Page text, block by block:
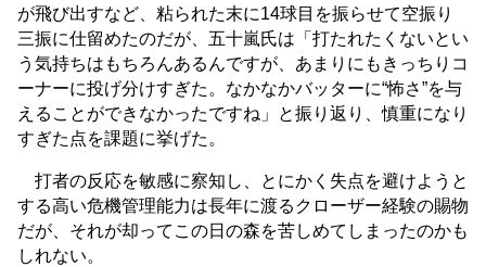
が飛び出すなど、粘られた末に14球目を振らせて空振り
三振に仕留めたのだが、五十嵐氏は「打たれたくないとい
う気持ちはもちろんあるんですが、あまりにもきっちりコ
ーナーに投げ分けすぎた。なかなかバッターに“怖さ”を与
えることができなかったですね」と振り返り、慎重になり
すぎた点を課題に挙げた。
打者の反応を敏感に察知し、とにかく失点を避けようと
する高い危機管理能力は長年に渡るクローザー経験の賜物
だが、それが却ってこの日の森を苦しめてしまったのかも
しれない。